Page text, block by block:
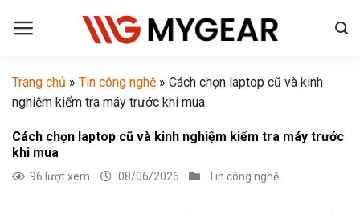
đến
Trang chủ » Tin công nghệ » Cách chọn laptop cũ và kinh
nghiệm kiểm tra máy trước khi mua
Cách chọn laptop cũ và kinh nghiệm kiểm tra máy trước
khi mua
96 lượt xem 08/06/2026 Tin công nghệ